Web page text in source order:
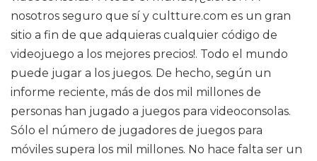
nosotros seguro que sí y cultture.com es un gran
sitio a fin de que adquieras cualquier código de
videojuego a los mejores precios!. Todo el mundo
puede jugar a los juegos. De hecho, según un
informe reciente, más de dos mil millones de
personas han jugado a juegos para videoconsolas.
Sólo el número de jugadores de juegos para
móviles supera los mil millones. No hace falta ser un